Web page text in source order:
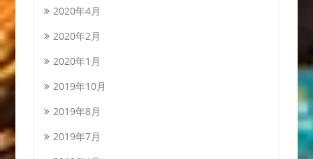
2020年4月
2020年2月
2020年1月
2019年10月
2019年8月
2019年7月